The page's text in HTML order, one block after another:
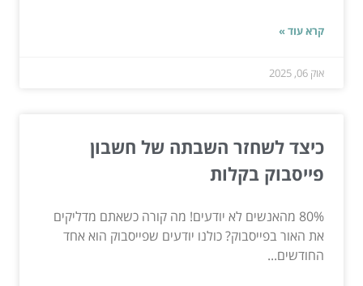
קרא עוד »
אוק 06, 2025
כיצד לשחזר השבתה של חשבון
פייסבוק בקלות
80% מהאנשים לא יודעים! מה קורה כשאתם מדליקים
את האור בפייסבוק? כולנו יודעים שפייסבוק הוא אחד
החודשים...